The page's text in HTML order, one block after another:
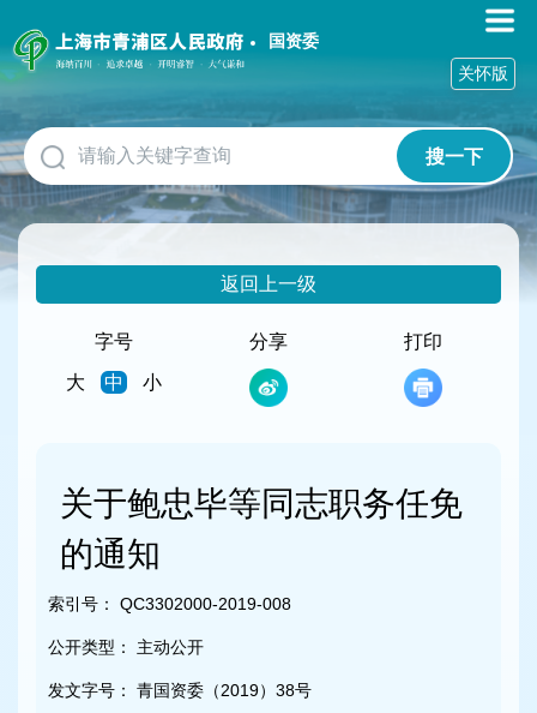
障
碍
作
说
明
跳
到
网
国资委
搜一下
关怀版
返回上一级
字号
大
中 小
分享 打印
关于鲍忠毕等同志职务任免
的通知
索引号： QC3302000-2019-008
公开类型： 主动公开
发文字号： 青国资委（2019）38号